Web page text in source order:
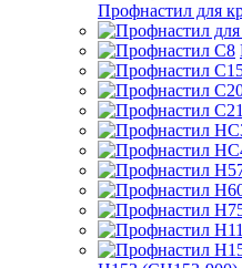
Профнастил для